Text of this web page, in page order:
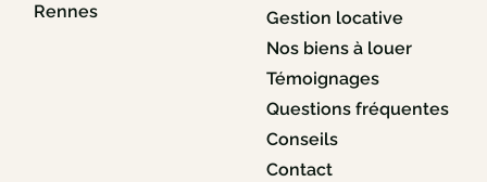
Rennes
Gestion locative
Nos biens à louer
Témoignages
Questions fréquentes
Conseils
Contact